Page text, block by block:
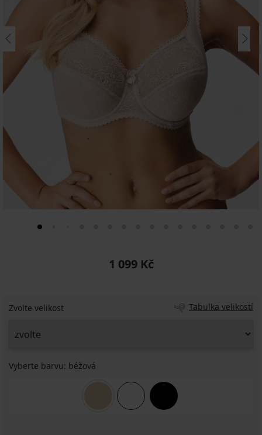
1 099 Kč
Zvolte velikost Tabulka velikostí
Vyberte barvu: béžová